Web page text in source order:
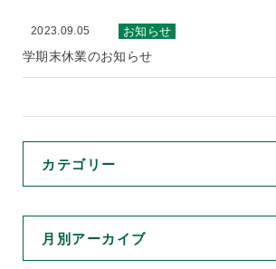
2023.09.05 お知らせ
学期末休業のお知らせ
カテゴリー
月別アーカイブ